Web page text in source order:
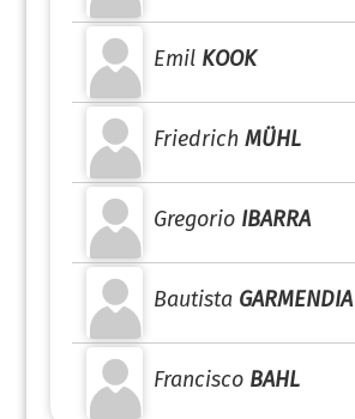
Emil KOOK
Friedrich MÜHL
Gregorio IBARRA
Bautista GARMENDIA
Francisco BAHL